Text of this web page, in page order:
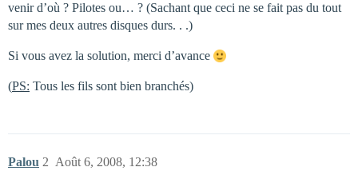
venir d’où ? Pilotes ou… ? (Sachant que ceci ne se fait pas du tout
sur mes deux autres disques durs. . .)
Si vous avez la solution, merci d’avance
(PS: Tous les fils sont bien branchés)
Palou Août 6, 2008, 12:38
2